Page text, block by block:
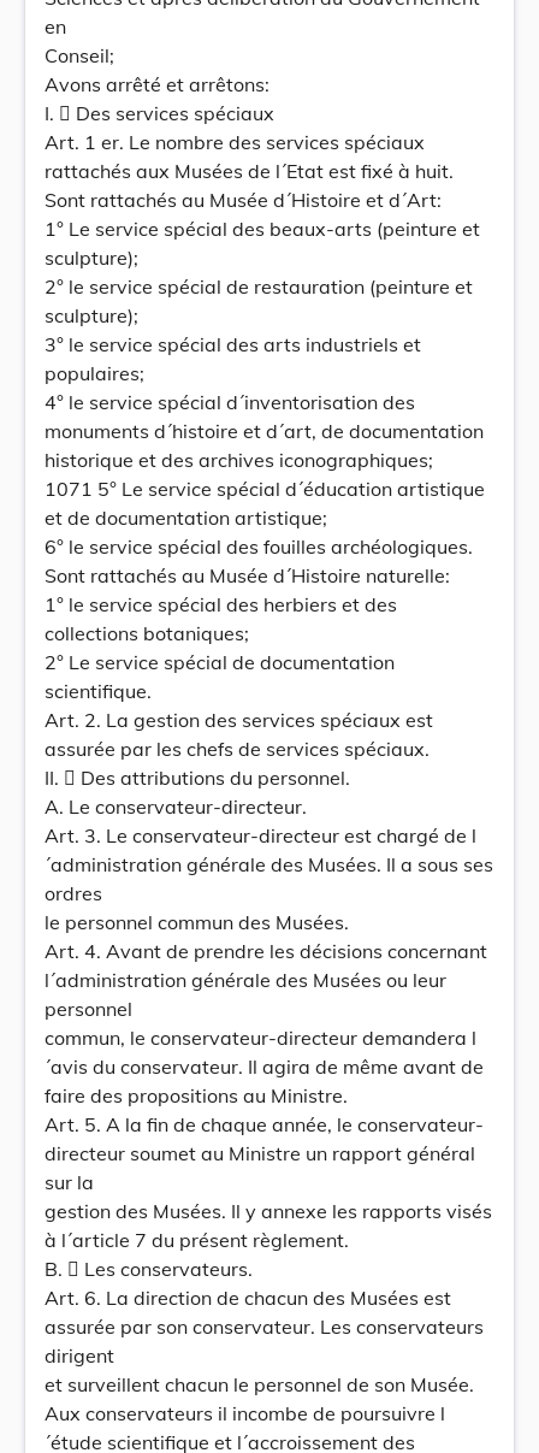
en
Conseil;
Avons arrêté et arrêtons:
I.  Des services spéciaux
Art. 1 er. Le nombre des services spéciaux
rattachés aux Musées de l´Etat est fixé à huit.
Sont rattachés au Musée d´Histoire et d´Art:
1° Le service spécial des beaux-arts (peinture et
sculpture);
2° le service spécial de restauration (peinture et
sculpture);
3° le service spécial des arts industriels et
populaires;
4° le service spécial d´inventorisation des
monuments d´histoire et d´art, de documentation
historique et des archives iconographiques;
1071 5° Le service spécial d´éducation artistique
et de documentation artistique;
6° le service spécial des fouilles archéologiques.
Sont rattachés au Musée d´Histoire naturelle:
1° le service spécial des herbiers et des
collections botaniques;
2° Le service spécial de documentation
scientifique.
Art. 2. La gestion des services spéciaux est
assurée par les chefs de services spéciaux.
II.  Des attributions du personnel.
A. Le conservateur-directeur.
Art. 3. Le conservateur-directeur est chargé de l
´administration générale des Musées. Il a sous ses
ordres
le personnel commun des Musées.
Art. 4. Avant de prendre les décisions concernant
l´administration générale des Musées ou leur
personnel
commun, le conservateur-directeur demandera l
´avis du conservateur. Il agira de même avant de
faire des propositions au Ministre.
Art. 5. A la fin de chaque année, le conservateur-
directeur soumet au Ministre un rapport général
sur la
gestion des Musées. Il y annexe les rapports visés
à l´article 7 du présent règlement.
B.  Les conservateurs.
Art. 6. La direction de chacun des Musées est
assurée par son conservateur. Les conservateurs
dirigent
et surveillent chacun le personnel de son Musée.
Aux conservateurs il incombe de poursuivre l
´étude scientifique et l´accroissement des